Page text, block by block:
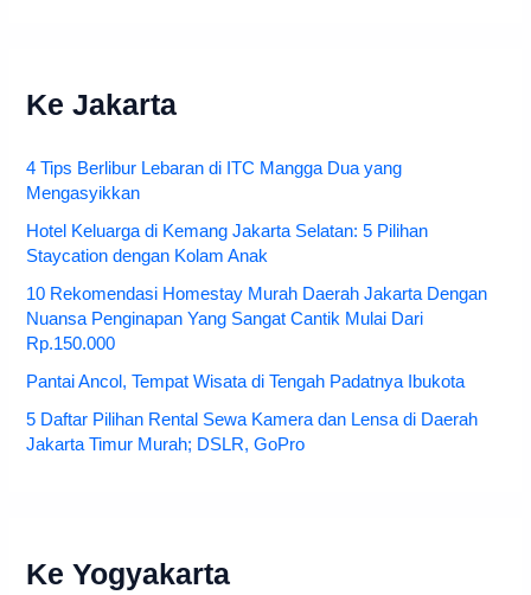
Ke Jakarta
4 Tips Berlibur Lebaran di ITC Mangga Dua yang
Mengasyikkan
Hotel Keluarga di Kemang Jakarta Selatan: 5 Pilihan
Staycation dengan Kolam Anak
10 Rekomendasi Homestay Murah Daerah Jakarta Dengan
Nuansa Penginapan Yang Sangat Cantik Mulai Dari
Rp.150.000
Pantai Ancol, Tempat Wisata di Tengah Padatnya Ibukota
5 Daftar Pilihan Rental Sewa Kamera dan Lensa di Daerah
Jakarta Timur Murah; DSLR, GoPro
Ke Yogyakarta